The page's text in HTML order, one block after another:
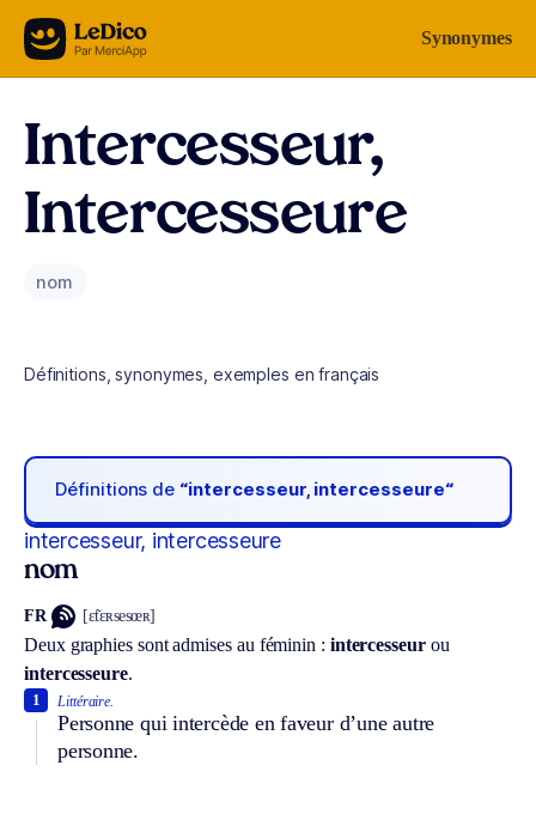
Aller au contenu Synonymes
Intercesseur,
Intercesseure
nom
Définitions, synonymes, exemples en français
Définitions de “intercesseur, intercesseure“
intercesseur, intercesseure
nom
FR [ɛ̃tɛʀsesœʀ]
Deux graphies sont admises au féminin : intercesseurou
intercesseure.
Littéraire.
Personne qui intercède en faveur d’une autre
personne.
1